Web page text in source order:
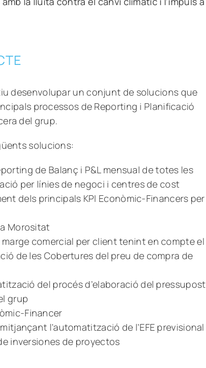
desenvolupar un conjunt de solucions que
processos de Reporting i Planificació
del grup.
solucions:
de Balanç i P&L mensual de totes les
per línies de negoci i centres de cost
dels principals KPI Econòmic-Financers per
Morositat
marge comercial per client tenint en compte el
de les Cobertures del preu de compra de
del procés d’elaboració del pressupost
grup
Financer
l’automatització de l’EFE previsional
inversiones de proyectos